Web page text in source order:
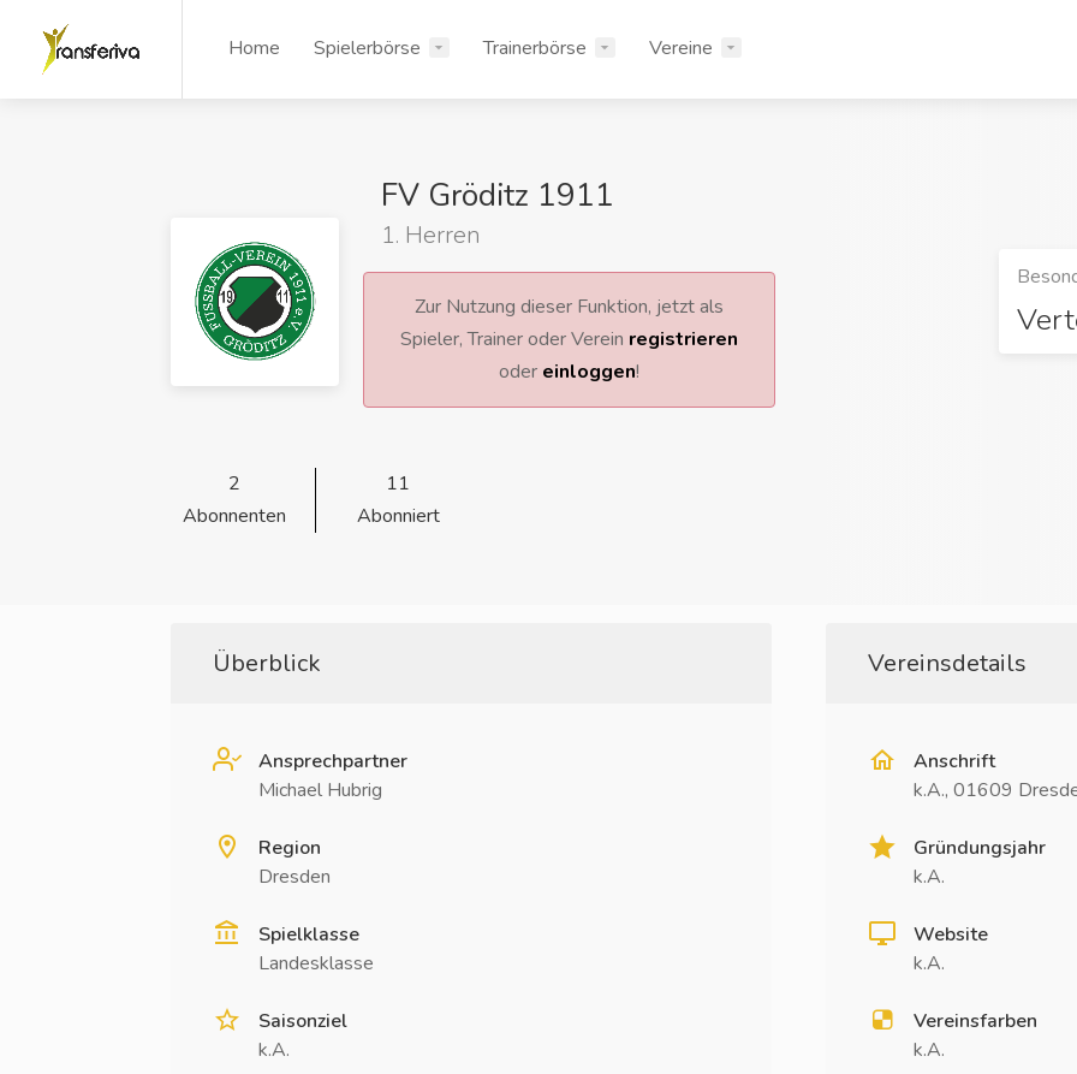
Home Spielerbörse Trainerbörse Vereine
FV Gröditz 1911
1. Herren
Zur Nutzung dieser Funktion, jetzt als
Spieler, Trainer oder Verein registrieren
oder einloggen!
2
Abonnenten
11
Abonniert
Überblick
Ansprechpartner
Michael Hubrig
Region
Dresden
Spielklasse
Landesklasse
Saisonziel
k.A.
Vereinsdetails
Anschrift
k.A., 01609
Gründungsjahr
k.A.
Website
k.A.
Vereinsfarben
k.A.